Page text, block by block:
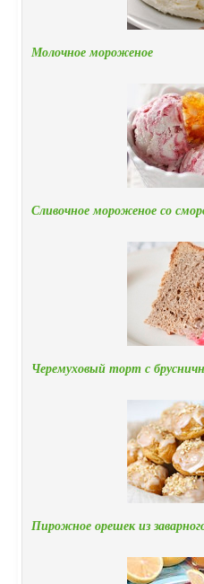
Молочное мороженое
Сливочное мороженое со
Черемуховый торт с
Пирожное орешек из